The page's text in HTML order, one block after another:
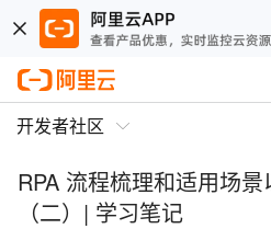
开发者社区
RPA 流程梳理和适用场
（二）| 学习笔记